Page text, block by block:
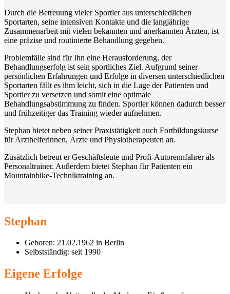
Durch die Betreuung vieler Sportler aus unterschiedlichen
Sportarten, seine intensiven Kontakte und die langjährige
Zusammenarbeit mit vielen bekannten und anerkannten Ärzten, ist
eine präzise und routinierte Behandlung gegeben.
Problemfälle sind für Ihn eine Herausforderung, der
Behandlungserfolg ist sein sportliches Ziel. Aufgrund seiner
persönlichen Erfahrungen und Erfolge in diversen unterschiedlichen
Sportarten fällt es ihm leicht, sich in die Lage der Patienten und
Sportler zu versetzen und somit eine optimale
Behandlungsabstimmung zu finden. Sportler können dadurch besser
und frühzeitiger das Training wieder aufnehmen.
Stephan bietet neben seiner Praxistätigkeit auch Fortbildungskurse
für Arzthelferinnen, Ärzte und Physiotherapeuten an.
Zusätzlich betreut er Geschäftsleute und Profi-Autorennfahrer als
Personaltrainer. Außerdem bietet Stephan für Patienten ein
Mountainbike-Techniktraining an.
Stephan
Geboren: 21.02.1962 in Berlin
Selbstständig: seit 1990
Eigene Erfolge